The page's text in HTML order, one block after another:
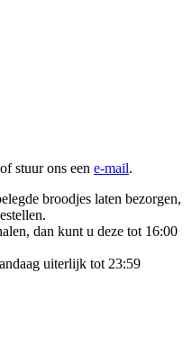
of stuur ons een e-mail.
broodjes laten bezorgen,
dan kunt u deze tot 16:00
uiterlijk tot 23:59